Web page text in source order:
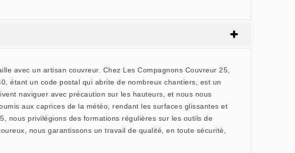
avec un artisan couvreur. Chez Les Compagnons Couvreur 25,
étant un code postal qui abrite de nombreux chantiers, est un
naviguer avec précaution sur les hauteurs, et nous nous
aux caprices de la météo, rendant les surfaces glissantes et
nous privilégions des formations régulières sur les outils de
nous garantissons un travail de qualité, en toute sécurité,